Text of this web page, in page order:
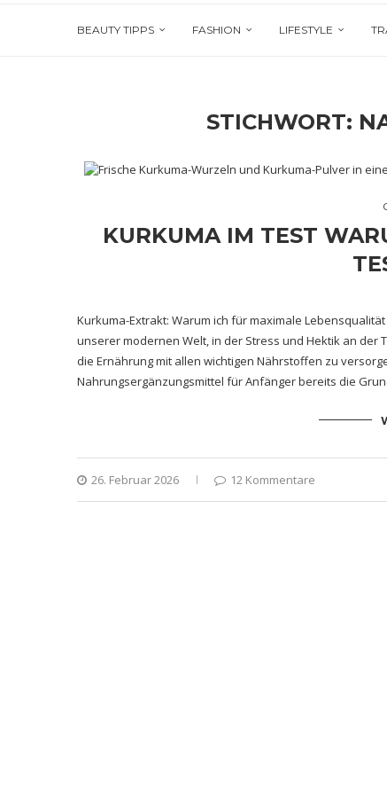
BEAUTY TIPPS FASHION LIFESTYLE
STICHWORT:
KURKUMA IM TEST
Kurkuma-Extrakt: Warum ich für maximale
unserer modernen Welt, in der Stress und Hektik an der
die Ernährung mit allen wichtigen Nährstoffen zu
Nahrungsergänzungsmittel für Anfänger bereits die
26. Februar 2026 12 Kommentare